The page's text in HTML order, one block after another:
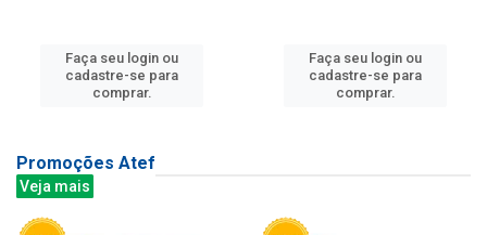
Faça seu login ou
cadastre-se para
comprar.
Faça seu login ou
cadastre-se para
comprar.
Promoções Atef
Veja mais